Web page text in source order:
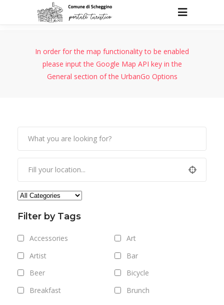
In order for the map functionality to be enabled
please input the Google Map API key in the
General section of the UrbanGo Options
Filter by Tags
Accessories
Art
Artist
Bar
Beer
Bicycle
Breakfast
Brunch